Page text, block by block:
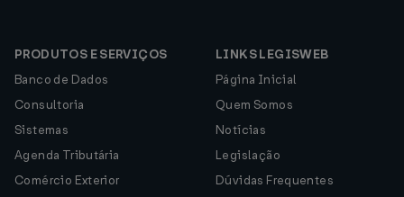
PRODUTOS E SERVIÇOS
Banco de Dados
Consultoria
Sistemas
Agenda Tributária
Comércio Exterior
LINKS LEGISWEB
Página Inicial
Quem Somos
Notícias
Legislação
Dúvidas Frequentes